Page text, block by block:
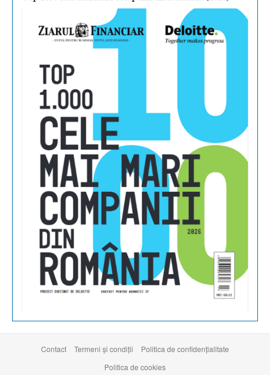
Contact Termeni şi condiţii
Politica de confidențialitate
Politica de cookies